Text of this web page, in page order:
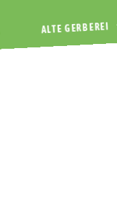
ALTE GERBEREI